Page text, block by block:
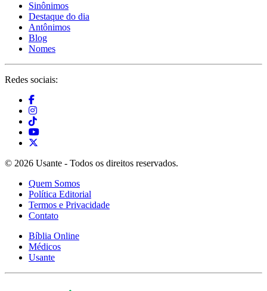
Sinônimos
Destaque do dia
Antônimos
Blog
Nomes
Redes sociais:
© 2026 Usante - Todos os direitos reservados.
Quem Somos
Política Editorial
Termos e Privacidade
Contato
Bíblia Online
Médicos
Usante